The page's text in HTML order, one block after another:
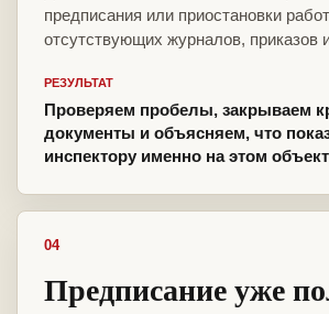
предписания или приостановки
отсутствующих журналов, приказов
РЕЗУЛЬТАТ
Проверяем пробелы, закрываем
документы и объясняем, что
инспектору именно на этом
04
Предписание уже